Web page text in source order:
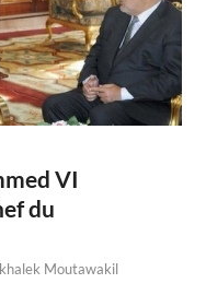
VI
du
Moutawakil